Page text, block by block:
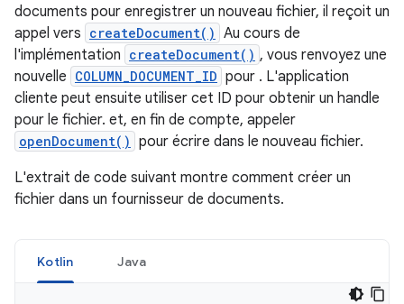
documents pour enregistrer un nouveau fichier, il reçoit un
appel vers createDocument() Au cours de
l'implémentation createDocument() , vous renvoyez une
nouvelle COLUMN_DOCUMENT_ID pour . L'application
cliente peut ensuite utiliser cet ID pour obtenir un handle
pour le fichier. et, en fin de compte, appeler
openDocument() pour écrire dans le nouveau fichier.
L'extrait de code suivant montre comment créer un
fichier dans un fournisseur de documents.
Kotlin Java